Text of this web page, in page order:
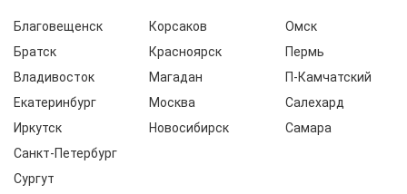
Благовещенск
Братск
Владивосток
Екатеринбург
Иркутск
Корсаков
Красноярск
Магадан
Москва
Новосибирск
Омск
Пермь
П-Камчатский
Салехард
Самара
Санкт-Петербург
Сургут